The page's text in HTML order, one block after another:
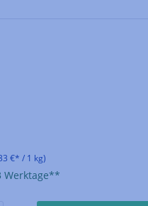
€* / 1 kg)
Werktage**